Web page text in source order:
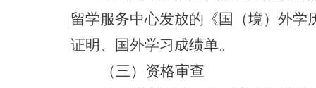
留学服务中心发放的《国（境）外
证明、国外学习成绩单。
（三）资格审查